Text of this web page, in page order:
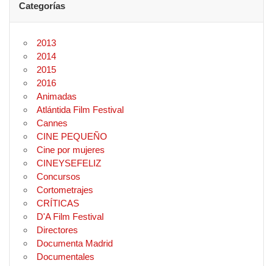
Categorías
2013
2014
2015
2016
Animadas
Atlántida Film Festival
Cannes
CINE PEQUEÑO
Cine por mujeres
CINEYSEFELIZ
Concursos
Cortometrajes
CRÍTICAS
D'A Film Festival
Directores
Documenta Madrid
Documentales